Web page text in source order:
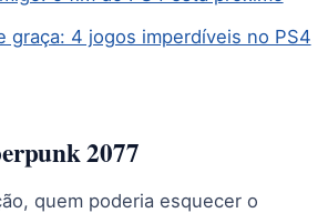
graça: 4 jogos imperdíveis no PS4
2077
quem poderia esquecer o